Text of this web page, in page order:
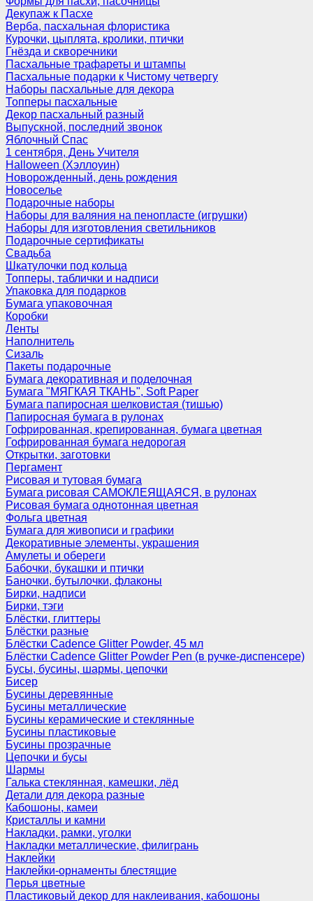
Декупаж к Пасхе
Верба, пасхальная флористика
Курочки, цыплята, кролики, птички
Гнёзда и скворечники
Пасхальные трафареты и штампы
Пасхальные подарки к Чистому четвергу
Наборы пасхальные для декора
Топперы пасхальные
Декор пасхальный разный
Выпускной, последний звонок
Яблочный Спас
1 сентября, День Учителя
Halloween (Хэллоуин)
Новорожденный, день рождения
Новоселье
Подарочные наборы
Наборы для валяния на пенопласте (игрушки)
Наборы для изготовления светильников
Подарочные сертификаты
Свадьба
Шкатулочки под кольца
Топперы, таблички и надписи
Упаковка для подарков
Бумага упаковочная
Коробки
Ленты
Наполнитель
Сизаль
Пакеты подарочные
Бумага декоративная и поделочная
Бумага "МЯГКАЯ ТКАНЬ", Soft Paper
Бумага папиросная шелковистая (тишью)
Папиросная бумага в рулонах
Гофрированная, крепированная, бумага цветная
Гофрированная бумага недорогая
Открытки, заготовки
Пергамент
Рисовая и тутовая бумага
Бумага рисовая САМОКЛЕЯЩАЯСЯ, в рулонах
Рисовая бумага однотонная цветная
Фольга цветная
Бумага для живописи и графики
Декоративные элементы, украшения
Амулеты и обереги
Бабочки, букашки и птички
Баночки, бутылочки, флаконы
Бирки, надписи
Бирки, тэги
Блёстки, глиттеры
Блёстки разные
Блёстки Cadence Glitter Powder, 45 мл
Блёстки Cadence Glitter Powder Pen (в ручке-диспенсере)
Бусы, бусины, шармы, цепочки
Бисер
Бусины деревянные
Бусины металлические
Бусины керамические и стеклянные
Бусины пластиковые
Бусины прозрачные
Цепочки и бусы
Шармы
Галька стеклянная, камешки, лёд
Детали для декора разные
Кабошоны, камеи
Кристаллы и камни
Накладки, рамки, уголки
Накладки металлические, филигрань
Наклейки
Наклейки-орнаменты блестящие
Перья цветные
Пластиковый декор для наклеивания, кабошоны